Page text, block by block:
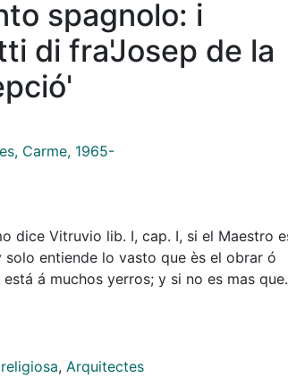
spagnolo: i
di fra'Josep de la
Carme, 1965-
dice Vitruvio lib. I, cap. I, si el Maestro
solo entiende lo vasto que ès el obrar ó
está á muchos yerros; y si no es mas que
solo entiende lo especulativo, tambien
trazar y no executar; y por evitar
el Maestro sepa lo uno y lo otro, y que á
, Arquitectes